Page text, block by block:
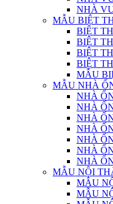
NHÀ
MẪU BIỆT
BIỆT
BIỆT
BIỆT
BIỆT
MẪU
MẪU NHÀ
NHÀ
NHÀ
NHÀ
NHÀ
NHÀ
NHÀ
NHÀ
MẪU NỘI
MẪU
MẪU